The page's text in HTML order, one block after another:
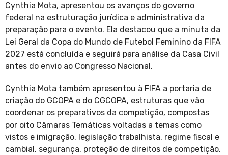
Cynthia Mota, apresentou os avanços do governo
federal na estruturação jurídica e administrativa da
preparação para o evento. Ela destacou que a minuta da
Lei Geral da Copa do Mundo de Futebol Feminino da FIFA
2027 está concluída e seguirá para análise da Casa Civil
antes do envio ao Congresso Nacional.
Cynthia Mota também apresentou à FIFA a portaria de
criação do GCOPA e do CGCOPA, estruturas que vão
coordenar os preparativos da competição, compostas
por oito Câmaras Temáticas voltadas a temas como
vistos e imigração, legislação trabalhista, regime fiscal e
cambial, segurança, proteção de direitos de competição,